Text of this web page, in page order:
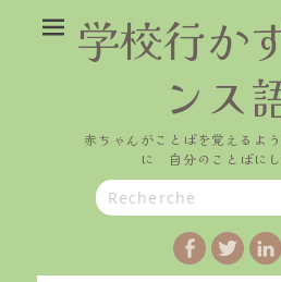
学校行か
ンス
赤ちゃんがことばを覚えるよ
に 自分のことばに
Search
for: